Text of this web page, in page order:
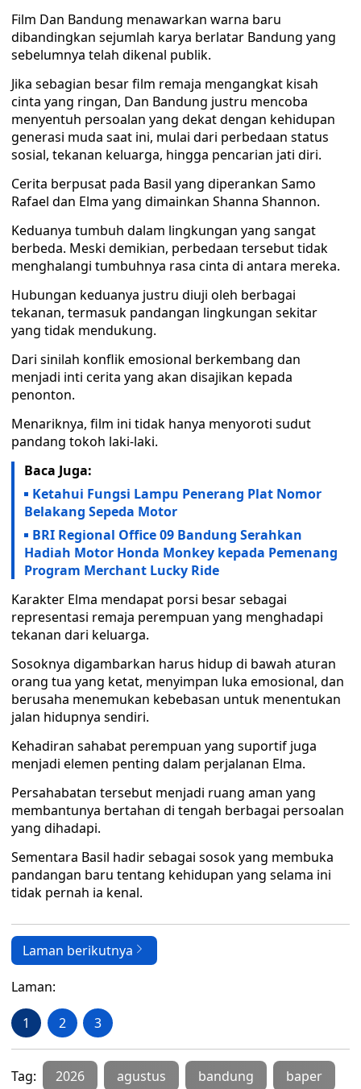
Film Dan Bandung menawarkan warna baru
dibandingkan sejumlah karya berlatar Bandung yang
sebelumnya telah dikenal publik.
Jika sebagian besar film remaja mengangkat kisah
cinta yang ringan, Dan Bandung justru mencoba
menyentuh persoalan yang dekat dengan kehidupan
generasi muda saat ini, mulai dari perbedaan status
sosial, tekanan keluarga, hingga pencarian jati diri.
Cerita berpusat pada Basil yang diperankan Samo
Rafael dan Elma yang dimainkan Shanna Shannon.
Keduanya tumbuh dalam lingkungan yang sangat
berbeda. Meski demikian, perbedaan tersebut tidak
menghalangi tumbuhnya rasa cinta di antara mereka.
Hubungan keduanya justru diuji oleh berbagai
tekanan, termasuk pandangan lingkungan sekitar
yang tidak mendukung.
Dari sinilah konflik emosional berkembang dan
menjadi inti cerita yang akan disajikan kepada
penonton.
Menariknya, film ini tidak hanya menyoroti sudut
pandang tokoh laki-laki.
Baca Juga:
Ketahui Fungsi Lampu Penerang Plat Nomor
Belakang Sepeda Motor
BRI Regional Office 09 Bandung Serahkan
Hadiah Motor Honda Monkey kepada Pemenang
Program Merchant Lucky Ride
Karakter Elma mendapat porsi besar sebagai
representasi remaja perempuan yang menghadapi
tekanan dari keluarga.
Sosoknya digambarkan harus hidup di bawah aturan
orang tua yang ketat, menyimpan luka emosional, dan
berusaha menemukan kebebasan untuk menentukan
jalan hidupnya sendiri.
Kehadiran sahabat perempuan yang suportif juga
menjadi elemen penting dalam perjalanan Elma.
Persahabatan tersebut menjadi ruang aman yang
membantunya bertahan di tengah berbagai persoalan
yang dihadapi.
Sementara Basil hadir sebagai sosok yang membuka
pandangan baru tentang kehidupan yang selama ini
tidak pernah ia kenal.
Laman berikutnya
Laman:
1 2 3
Tag: 2026 agustus bandung baper